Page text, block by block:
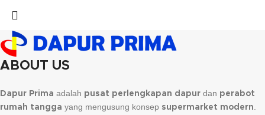
ABOUT US
Dapur Prima adalah pusat perlengkapan dapur dan perabot
rumah tangga yang mengusung konsep supermarket modern.